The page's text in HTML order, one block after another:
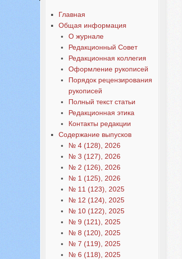
Главная
Общая информация
О журнале
Редакционный Совет
Редакционная коллегия
Оформление рукописей
Порядок рецензирования
рукописей
Полный текст статьи
Редакционная этика
Контакты редакции
Содержание выпусков
№ 4 (128), 2026
№ 3 (127), 2026
№ 2 (126), 2026
№ 1 (125), 2026
№ 11 (123), 2025
№ 12 (124), 2025
№ 10 (122), 2025
№ 9 (121), 2025
№ 8 (120), 2025
№ 7 (119), 2025
№ 6 (118), 2025